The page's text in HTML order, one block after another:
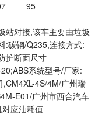
95
站对接,该车主要由垃圾
:碳钢/Q235,连接方式:
护断面尺寸
系统型号/厂家:
4S/4M/广州瑞
E01/广州市西合汽车
应油耗值